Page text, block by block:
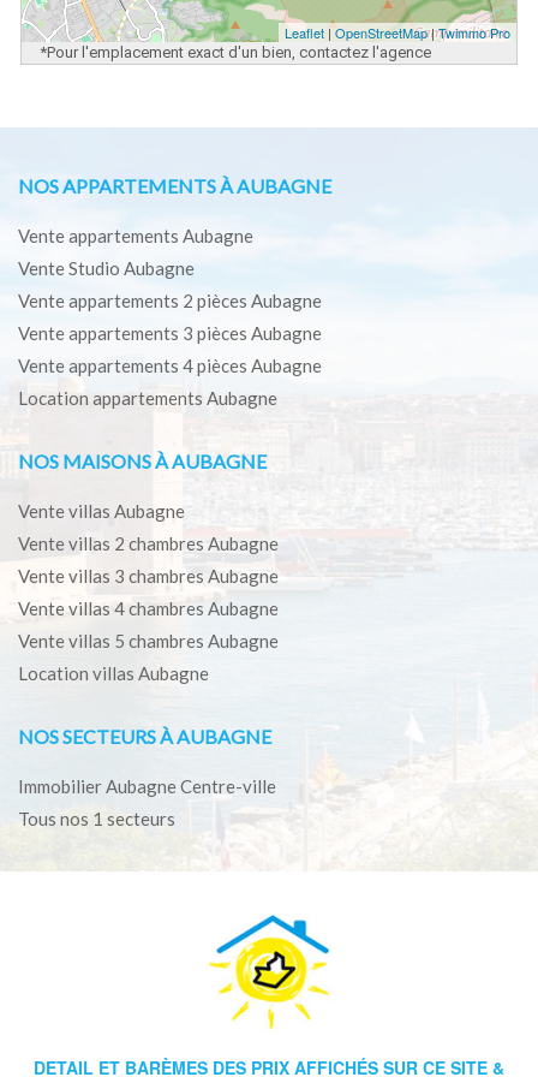
Leaflet | OpenStreetMap|Twimmo Pro
*Pour l'emplacement exact d'un bien, contactez l'agence
NOS APPARTEMENTS À AUBAGNE
Vente appartements Aubagne
Vente Studio Aubagne
Vente appartements 2 pièces Aubagne
Vente appartements 3 pièces Aubagne
Vente appartements 4 pièces Aubagne
Location appartements Aubagne
NOS MAISONS À AUBAGNE
Vente villas Aubagne
Vente villas 2 chambres Aubagne
Vente villas 3 chambres Aubagne
Vente villas 4 chambres Aubagne
Vente villas 5 chambres Aubagne
Location villas Aubagne
NOS SECTEURS À AUBAGNE
Immobilier Aubagne Centre-ville
Tous nos 1 secteurs
DETAIL ET BARÈMES DES PRIX AFFICHÉS SUR CE SITE &